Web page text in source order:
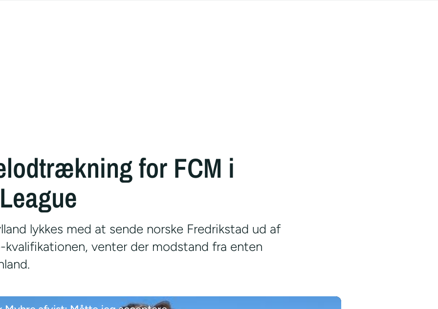
for FCM i
lykkes med at sende norske Fredrikstad ud af
kvalifikationen, venter der modstand fra enten